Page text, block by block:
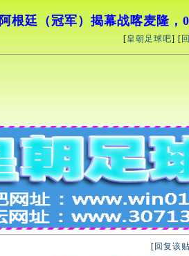
阿根廷（冠军）揭幕战喀麦隆
[皇朝足球吧] [
[ 回复该